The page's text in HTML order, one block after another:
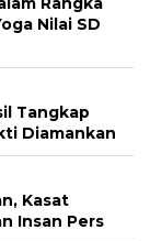
Nilai SD
Tangkap
Diamankan
Kasat
Insan Pers